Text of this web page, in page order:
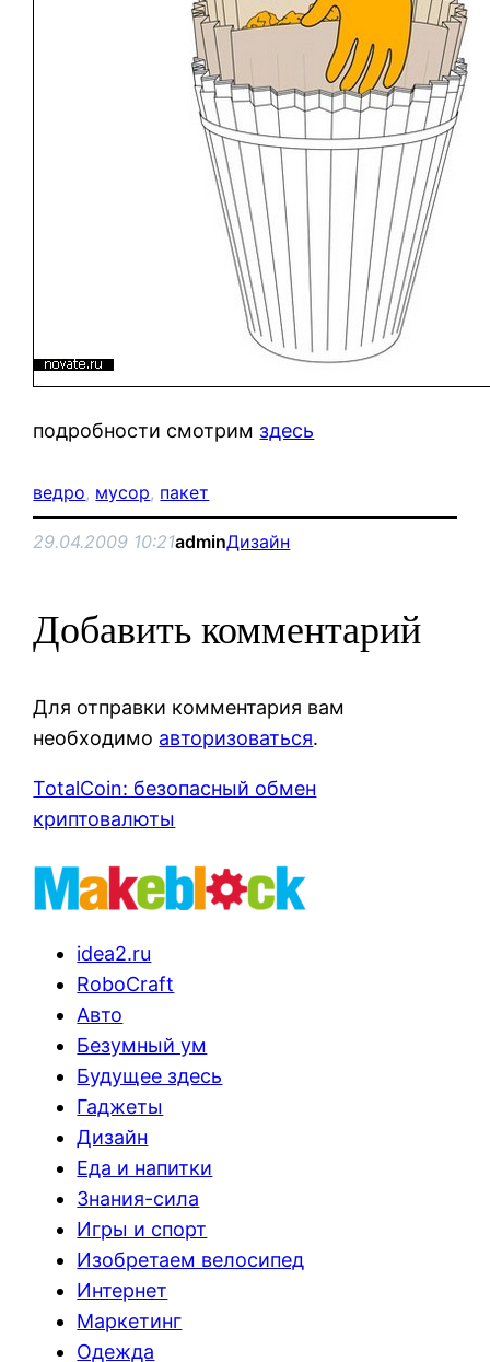
подробности смотрим здесь
ведро, мусор, пакет
29.04.2009 10:21adminДизайн
Добавить комментарий
Для отправки комментария вам
необходимо авторизоваться.
TotalCoin: безопасный обмен
криптовалюты
idea2.ru
RoboCraft
Авто
Безумный ум
Будущее здесь
Гаджеты
Дизайн
Еда и напитки
Знания-сила
Игры и спорт
Изобретаем велосипед
Интернет
Маркетинг
Одежда